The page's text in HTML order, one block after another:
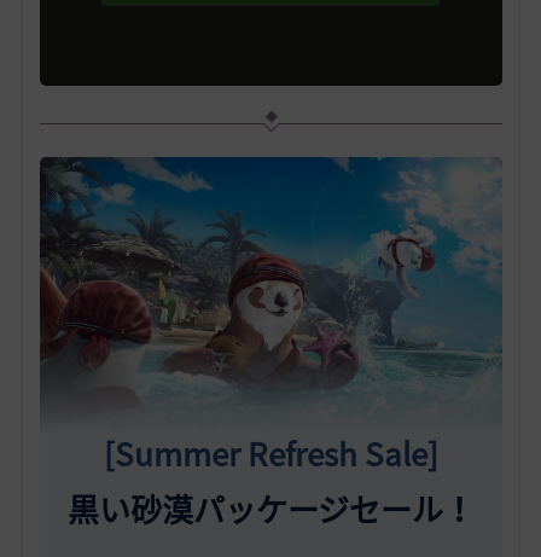
[Summer Refresh Sale]
黒い砂漠パッケージセール！